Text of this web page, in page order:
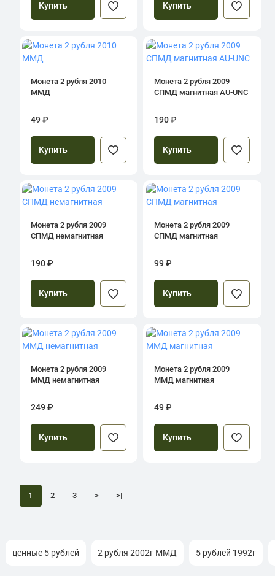
Купить Купить
Монета 2 рубля 2010
ММД
49 ₽
Купить
Монета 2 рубля 2009
СПМД магнитная AU-UNC
190 ₽
Купить
Монета 2 рубля 2009
СПМД немагнитная
190 ₽
Купить
Монета 2 рубля 2009
СПМД магнитная
99 ₽
Купить
Монета 2 рубля 2009
ММД немагнитная
249 ₽
Купить
Монета 2 рубля 2009
ММД магнитная
49 ₽
Купить
1 2 3 > >|
ценные 5 рублей 2 рубля 2002г ММД 5 рублей 1992г